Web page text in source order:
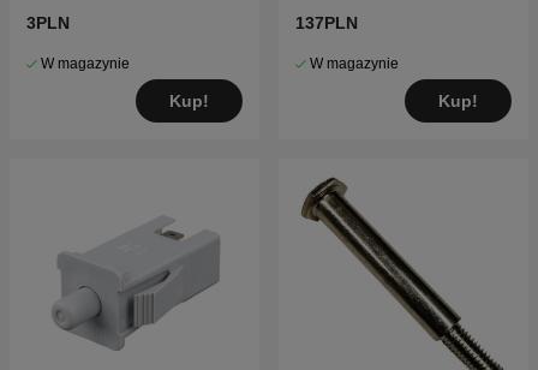
3PLN
W magazynie
Kup!
137PLN
W magazynie
Kup!